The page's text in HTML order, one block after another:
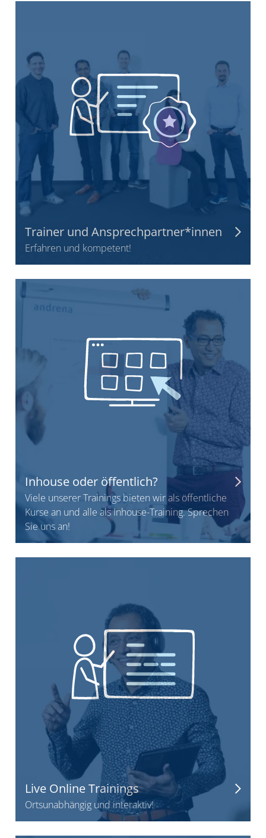
Trainer und Ansprechpartner*innen
Erfahren und kompetent!
Inhouse oder öffentlich?
Viele unserer Trainings bieten wir als öffentliche
Kurse an und alle als Inhouse-Training. Sprechen
Sie uns an!
Live Online Trainings
Ortsunabhängig und interaktiv!